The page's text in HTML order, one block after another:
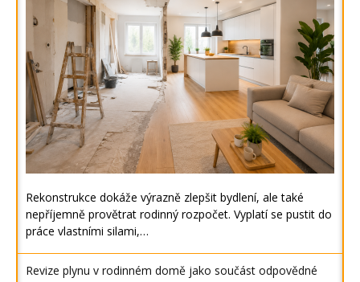
Rekonstrukce dokáže výrazně zlepšit bydlení, ale také
nepříjemně provětrat rodinný rozpočet. Vyplatí se pustit do
práce vlastními silami,…
Revize plynu v rodinném domě jako součást odpovědné